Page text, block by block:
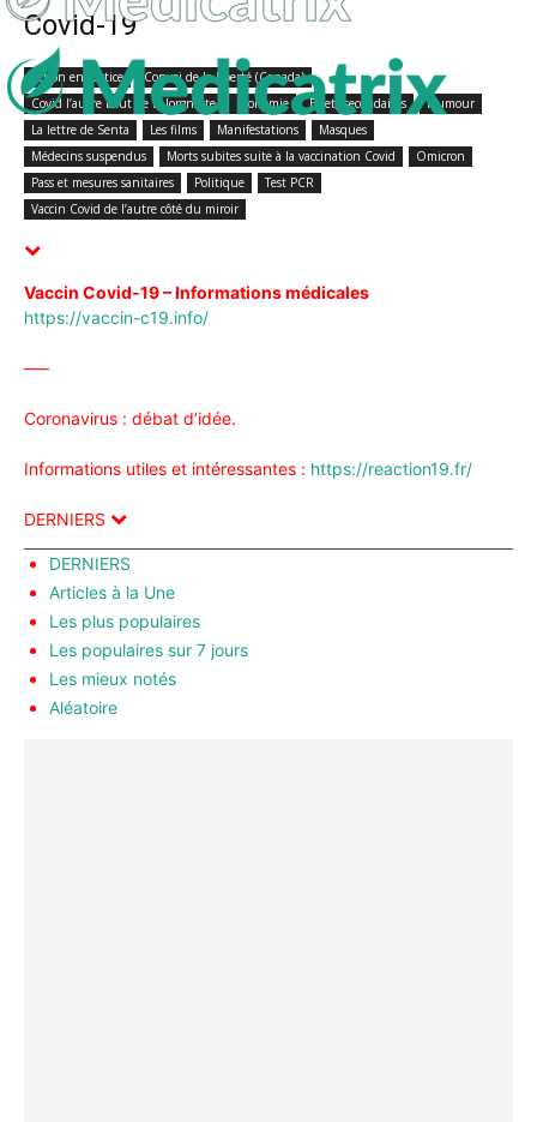
Covid-19
Action en justice
Convoi de la liberté (Canada)
Covid l’autre bout de la lorgnette
Economie Effets secondaires
Humour
La lettre de Senta
Les films Manifestations
Masques
Médecins suspendus
Morts subites suite à la vaccination Covid
Omicron
Pass et mesures sanitaires
Politique
Test PCR
Vaccin Covid de l’autre côté du miroir
Vaccin Covid-19 – Informations médicales
https://vaccin-c19.info/
—–
Coronavirus : débat d’idée.
Informations utiles et intéressantes : https://reaction19.fr/
DERNIERS
DERNIERS
Articles à la Une
Les plus populaires
Les populaires sur 7 jours
Les mieux notés
Aléatoire